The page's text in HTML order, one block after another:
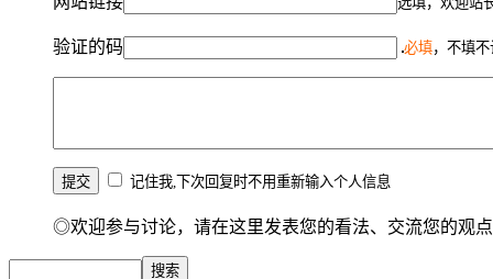
验证的码 必填，不填不
记住我,下次回复时不用重新输入个人信息
◎欢迎参与讨论，请在这里发表您的看法、交流您的观点